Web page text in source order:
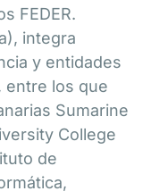
FEDER.
integra
y entidades
entre los que
Sumarine
College
de